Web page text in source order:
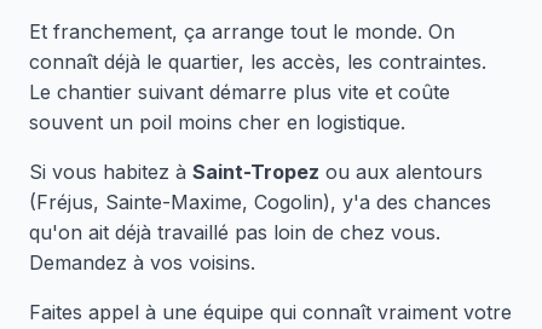
Et franchement, ça arrange tout le monde. On
connaît déjà le quartier, les accès, les contraintes.
Le chantier suivant démarre plus vite et coûte
souvent un poil moins cher en logistique.
Si vous habitez à Saint-Tropez ou aux alentours
(Fréjus, Sainte-Maxime, Cogolin), y'a des chances
qu'on ait déjà travaillé pas loin de chez vous.
Demandez à vos voisins.
Faites appel à une équipe qui connaît vraiment votre